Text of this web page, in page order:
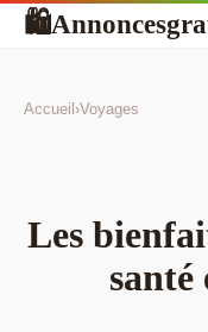
🛍
Accueil ›Voyages
Les
santé